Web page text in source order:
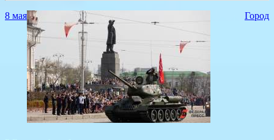
8 мая Город